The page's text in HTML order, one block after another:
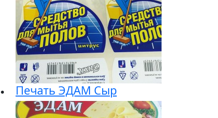
Печать ЭДАМ Сыр